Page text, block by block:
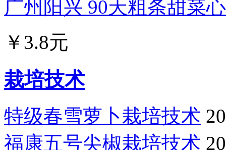
广州阳兴 90天粗条甜菜
￥3.8元
栽培技术
特级春雪萝卜栽培技术
福康五号尖椒栽培技术